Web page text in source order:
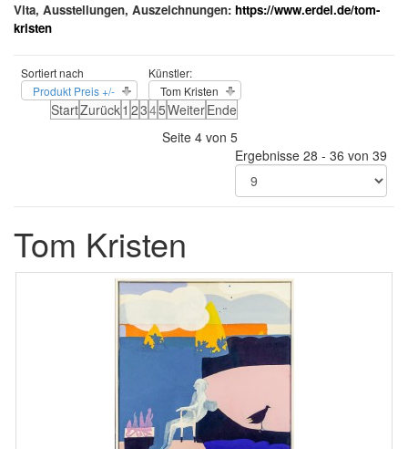
Vita, Ausstellungen, Auszeichnungen: https://www.erdel.de/tom-
kristen
Sortiert nach
Produkt Preis +/-
Künstler:
Tom Kristen
StartZurück1 2345WeiterEnde
Seite 4 von 5
Ergebnisse 28 - 36 von 39
Tom Kristen